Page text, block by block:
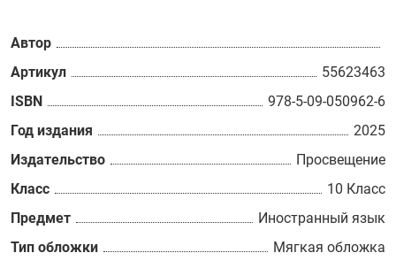
Автор
Артикул
55623463
ISBN
978-5-09-050962-6
Год издания
2025
Издательство
Просвещение
Класс
10 Класс
Предмет
Иностранный язык
Тип обложки
Мягкая обложка